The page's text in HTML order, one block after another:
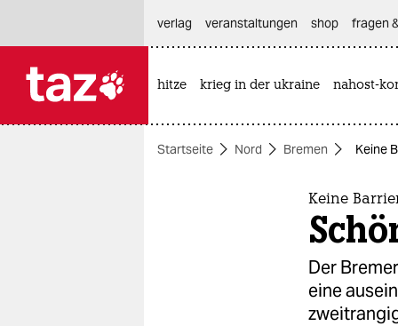
themen
verlag
veranstaltungen shop fragen
hitze krieg in der ukraine nahost-
Startseite Nord Bremen Keine
Keine
Der
eine